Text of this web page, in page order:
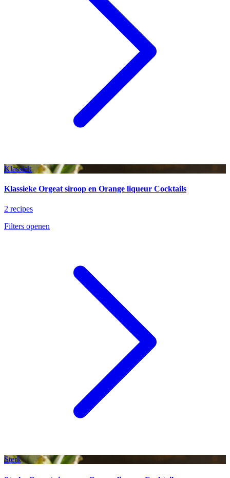
Klassiek
Klassieke Orgeat siroop en Orange liqueur Cocktails
2 recipes
Filters openen
Sterk